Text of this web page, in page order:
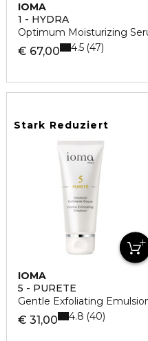
IOMA
1 - HYDRA
Optimum Moisturizing
€ 67,00 4.5 47
Stark Reduziert
IOMA
5 - PURETE
Gentle Exfoliating
€ 31,00 4.8 40